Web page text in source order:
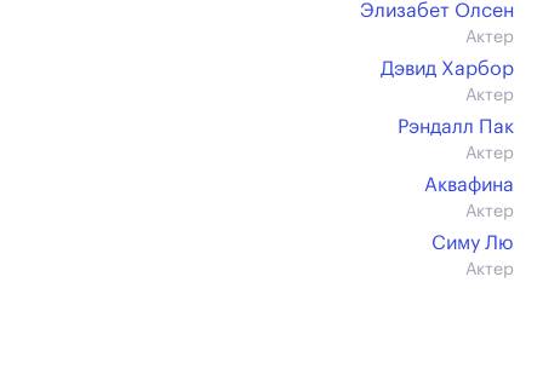
Элизабет Олсен
Актер
Дэвид Харбор
Актер
Рэндалл Пак
Актер
Аквафина
Актер
Симу Лю
Актер